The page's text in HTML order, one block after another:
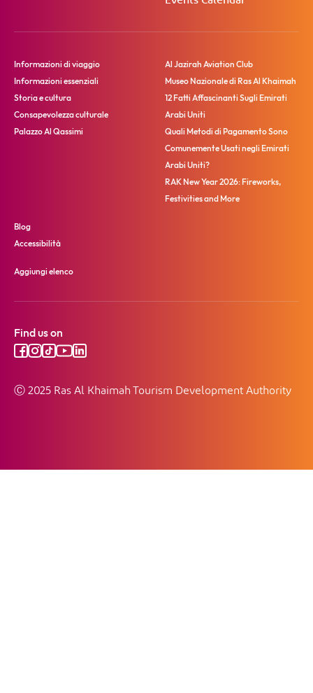
Informazioni di viaggio
Informazioni essenziali
Storia e cultura
Consapevolezza culturale
Palazzo Al Qassimi
Al Jazirah Aviation Club
Museo Nazionale di Ras Al Khaimah
12 Fatti Affascinanti Sugli Emirati
Arabi Uniti
Quali Metodi di Pagamento Sono
Comunemente Usati negli Emirati
Arabi Uniti?
RAK New Year 2026: Fireworks,
Festivities and More
Blog
Accessibilità
Aggiungi elenco
Find us on
Ⓒ 2025 Ras Al Khaimah Tourism Development Authority